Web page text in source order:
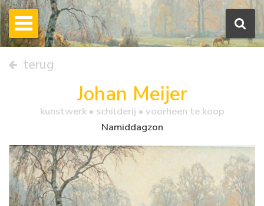
terug
Johan Meijer
kunstwerk • schilderij • voorheen te koop
Namiddagzon